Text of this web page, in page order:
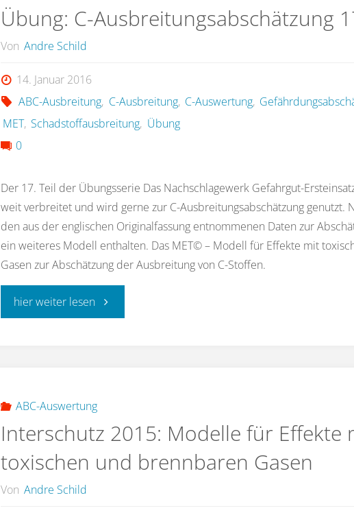
Übung: C-Ausbreitungsabschätzung
Von Andre Schild
14. Januar 2016
ABC-Ausbreitung, C-Ausbreitung, C-Auswertung,
MET, Schadstoffausbreitung, Übung
0
Der 17. Teil der Übungsserie Das Nachschlagewerk Gefahrgut-
weit verbreitet und wird gerne zur C-Ausbreitungsabschätzung genutzt.
den aus der englischen Originalfassung entnommenen Daten zur
ein weiteres Modell enthalten. Das MET© – Modell für Effekte mit
Gasen zur Abschätzung der Ausbreitung von C-Stoffen.
hier weiter lesen"Übung:
ABC-Auswertung
Interschutz 2015: Modelle für Effekte
toxischen und brennbaren Gasen
Von Andre Schild